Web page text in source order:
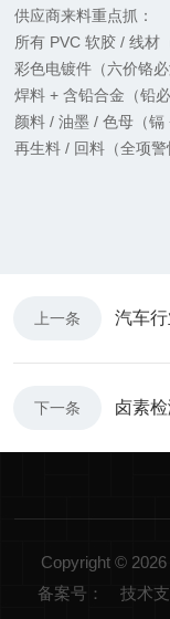
供应商来料重点抓：
所有 PVC 软胶 / 线材
彩色电镀件（六价铬必
焊料 + 含铅合金（铅必
颜料 / 油墨 / 色母（镉
再生料 / 回料（全项警
上一条 汽车
下一条 卤素
Copyright ©
备案号：
技术